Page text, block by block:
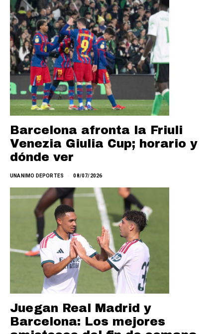
Barcelona afronta la Friuli
Venezia Giulia Cup; horario y
dónde ver
UNANIMO DEPORTES 08/07/2026
Juegan Real Madrid y
Barcelona: Los mejores